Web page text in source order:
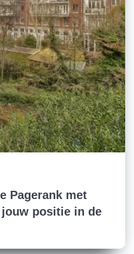
Pagerank met
positie in de